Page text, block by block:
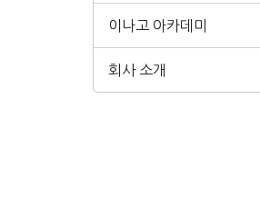
이나고 아카데미
회사 소개